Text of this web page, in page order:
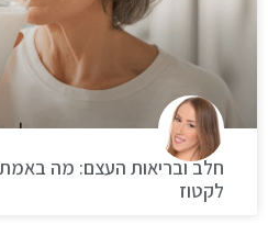
חלב ובריאות העצם: מה
לקטוז